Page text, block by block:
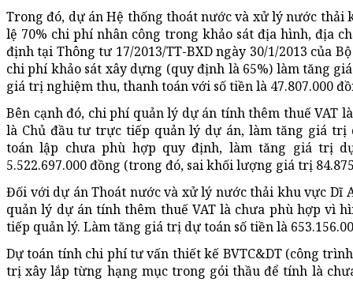
Trong đó, dự án Hệ thống thoát nước và xử lý nước thải
lệ 70% chi phí nhân công trong khảo sát địa hình, địa
định tại Thông tư 17/2013/TT-BXD ngày 30/1/2013 của
chi phí khảo sát xây dựng (quy định là 65%) làm tăng
giá trị nghiệm thu, thanh toán với số tiền là 47.807.000
Bên cạnh đó, chi phí quản lý dự án tính thêm thuế VAT
là Chủ đầu tư trực tiếp quản lý dự án, làm tăng giá trị
toán lập chưa phù hợp quy định, làm tăng giá trị
5.522.697.000 đồng (trong đó, sai khối lượng giá trị
Đối với dự án Thoát nước và xử lý nước thải khu vực Dĩ
quản lý dự án tính thêm thuế VAT là chưa phù hợp vì
tiếp quản lý. Làm tăng giá trị dự toán số tiền là
Dự toán tính chi phí tư vấn thiết kế BVTC&DT (công
trị xây lắp từng hạng mục trong gói thầu để tính là